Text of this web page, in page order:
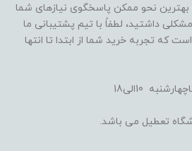
بهترین نحو ممکن پاسخگوی نیازهای شما
داشتید، لطفاً با تیم پشتیبانی ما
که تجربه خرید شما از ابتدا تا انتها
10الی18
تعطیل می باشد.